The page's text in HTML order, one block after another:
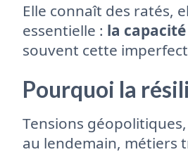
Elle connaît des ratés,
essentielle : la
souvent cette
Pourquoi la
Tensions
au lendemain, métiers